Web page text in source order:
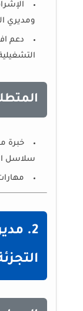
ومديري
دعم
سلاسل
2.